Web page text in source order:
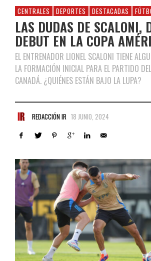
CENTRALES DEPORTES DESTACADAS
LAS DUDAS DE SCALONI,
DEBUT EN LA COPA
EL ENTRENADOR LIONEL SCALONI TIENE
LA FORMACIÓN INICIAL PARA EL PARTIDO
CANADÁ. ¿QUIÉNES ESTÁN BAJO LA LUPA?
REDACCIÓN IR 18 JUNIO, 2024